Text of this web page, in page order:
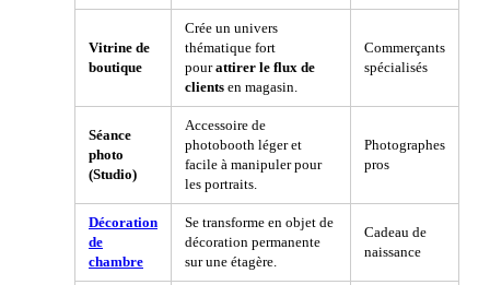
Vitrine de
boutique
Crée un univers
thématique fort
pourattirer le flux de
clients en magasin.
Commerçants
spécialisés
Séance
photo
(Studio)
Accessoire de
photobooth léger et
facile à manipuler pour
les portraits.
Photographes
pros
Décoration
de
chambre
Se transforme en objet de
décoration permanente
sur une étagère.
Cadeau de
naissance